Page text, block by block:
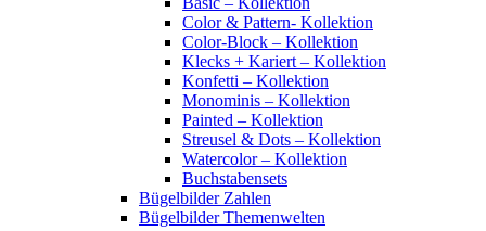
Color & Pattern- Kollektion
Color-Block – Kollektion
Klecks + Kariert – Kollektion
Konfetti – Kollektion
Monominis – Kollektion
Painted – Kollektion
Streusel & Dots – Kollektion
Watercolor – Kollektion
Buchstabensets
Bügelbilder Zahlen
Bügelbilder Themenwelten